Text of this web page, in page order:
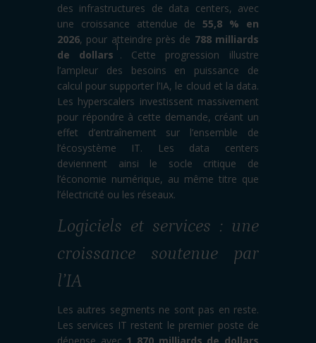
des infrastructures de data centers, avec
une croissance attendue de 55,8 % en
2026, pour atteindre près de 788 milliards
de dollars
1
. Cette progression illustre
l’ampleur des besoins en puissance de
calcul pour supporter l’IA, le cloud et la data.
Les hyperscalers investissent massivement
pour répondre à cette demande, créant un
effet d’entraînement sur l’ensemble de
l’écosystème IT. Les data centers
deviennent ainsi le socle critique de
l’économie numérique, au même titre que
l’électricité ou les réseaux.
Logiciels et services : une
croissance soutenue par
l’IA
Les autres segments ne sont pas en reste.
Les services IT restent le premier poste de
dépense avec 1 870 milliards de dollars